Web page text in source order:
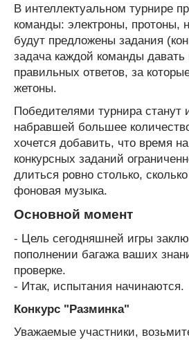
В интеллектуальном турнире
команды: электроны, протоны,
будут предложены задания
задача каждой команды
правильных ответов, за
жетоны.
Победителями турнира станут
набравшей большее
хочется добавить, что время
конкурсных заданий
длиться ровно столько,
фоновая музыка.
Основной момент
- Цель сегодняшней игры
пополнении багажа ваших
проверке.
- Итак, испытания начинаются.
Конкурс "Разминка"
Уважаемые участники,